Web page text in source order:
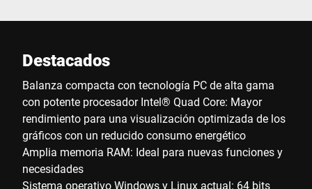
Destacados
Balanza compacta con tecnología PC de alta gama
con potente procesador Intel® Quad Core: Mayor
rendimiento para una visualización optimizada de los
gráficos con un reducido consumo energético
Amplia memoria RAM: Ideal para nuevas funciones y
necesidades
Sistema operativo Windows y Linux actual: 64 bits